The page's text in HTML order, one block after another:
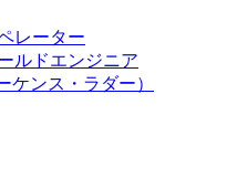
レーター
ルドエンジニア
ケンス・ラダー）